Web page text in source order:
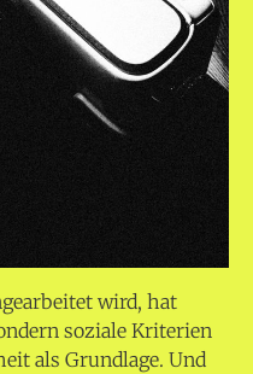
wird, hat
soziale Kriterien
als Grundlage. Und